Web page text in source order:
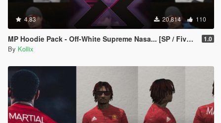
4.83 20,814 110
MP Hoodie Pack - Off-White Supreme Nasa... [SP / FiveM] 1.0
By Kollix